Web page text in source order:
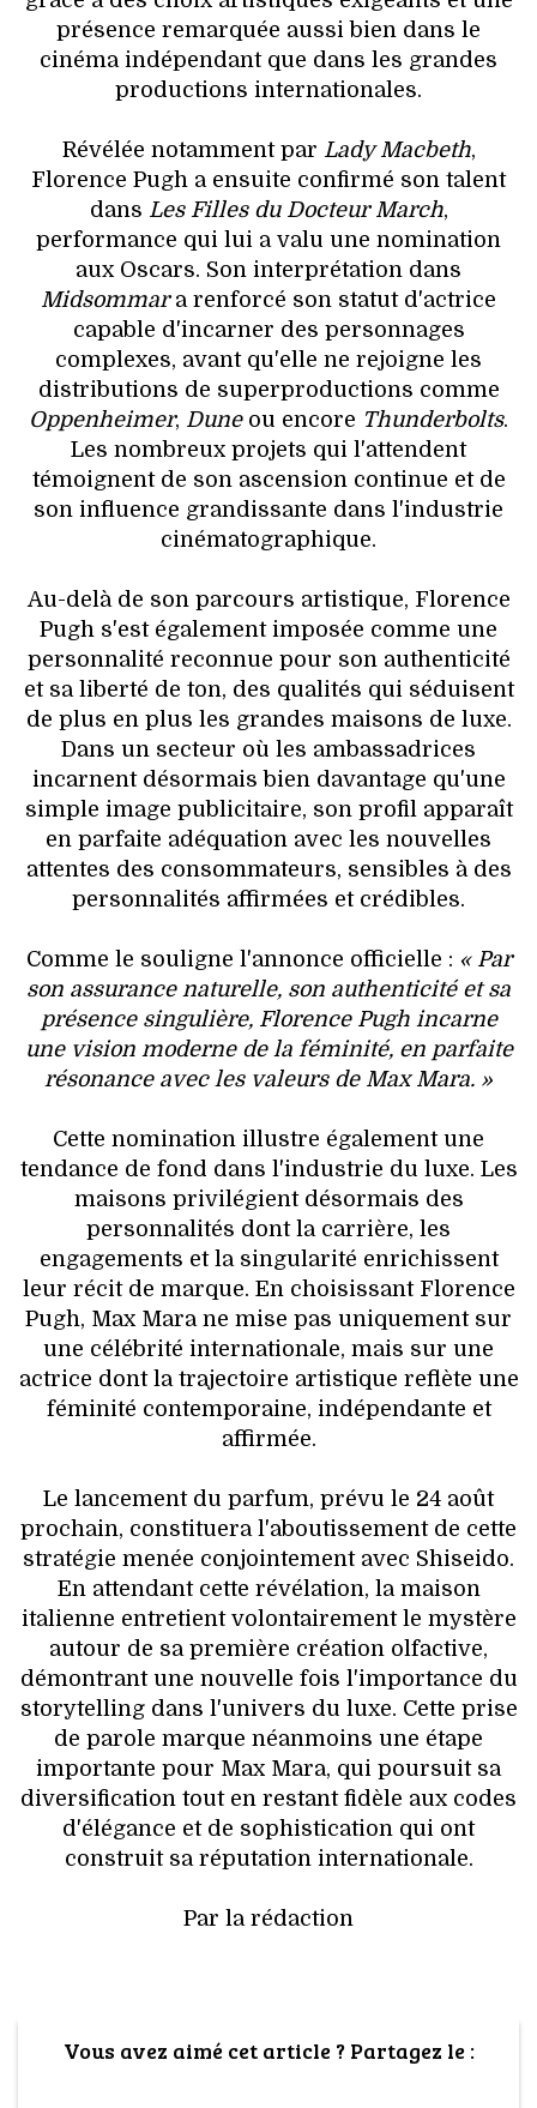
présence remarquée aussi bien dans le
cinéma indépendant que dans les grandes
productions internationales.
Révélée notamment par Lady Macbeth,
Florence Pugh a ensuite confirmé son talent
dans Les Filles du Docteur March,
performance qui lui a valu une nomination
aux Oscars. Son interprétation dans
Midsommara renforcé son statut d'actrice
capable d'incarner des personnages
complexes, avant qu'elle ne rejoigne les
distributions de superproductions comme
Oppenheimer, Duneou encore Thunderbolts.
Les nombreux projets qui l'attendent
témoignent de son ascension continue et de
son influence grandissante dans l'industrie
cinématographique.
Au-delà de son parcours artistique, Florence
Pugh s'est également imposée comme une
personnalité reconnue pour son authenticité
et sa liberté de ton, des qualités qui séduisent
de plus en plus les grandes maisons de luxe.
Dans un secteur où les ambassadrices
incarnent désormais bien davantage qu'une
simple image publicitaire, son profil apparaît
en parfaite adéquation avec les nouvelles
attentes des consommateurs, sensibles à des
personnalités affirmées et crédibles.
Comme le souligne l'annonce officielle : « Par
son assurance naturelle, son authenticité et sa
présence singulière, Florence Pugh incarne
une vision moderne de la féminité, en parfaite
résonance avec les valeurs de Max Mara. »
Cette nomination illustre également une
tendance de fond dans l'industrie du luxe. Les
maisons privilégient désormais des
personnalités dont la carrière, les
engagements et la singularité enrichissent
leur récit de marque. En choisissant Florence
Pugh, Max Mara ne mise pas uniquement sur
une célébrité internationale, mais sur une
actrice dont la trajectoire artistique reflète une
féminité contemporaine, indépendante et
affirmée.
Le lancement du parfum, prévu le 24 août
prochain, constituera l'aboutissement de cette
stratégie menée conjointement avec Shiseido.
En attendant cette révélation, la maison
italienne entretient volontairement le mystère
autour de sa première création olfactive,
démontrant une nouvelle fois l'importance du
storytelling dans l'univers du luxe. Cette prise
de parole marque néanmoins une étape
importante pour Max Mara, qui poursuit sa
diversification tout en restant fidèle aux codes
d'élégance et de sophistication qui ont
construit sa réputation internationale.
Par la rédaction
Vous avez aimé cet article ? Partagez le :